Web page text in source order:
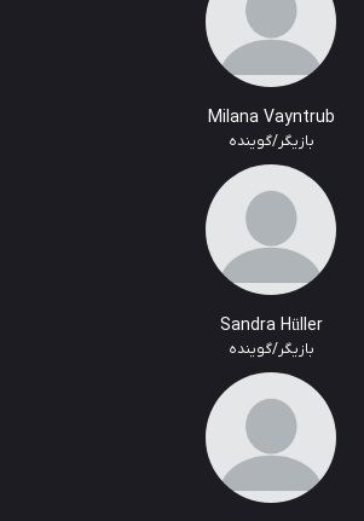
Milana Vayntrub
بازیگر/گوینده
Sandra Hüller
بازیگر/گوینده